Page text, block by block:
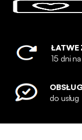
ŁATWE
15 dni
do usług